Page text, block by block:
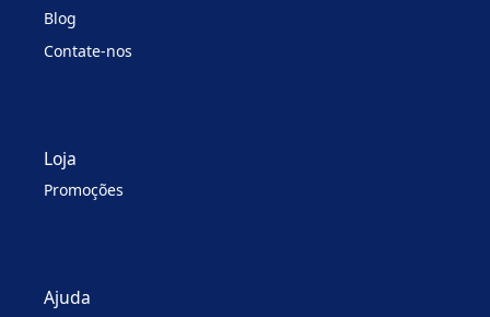
Blog
Contate-nos
Loja
Promoções
Ajuda